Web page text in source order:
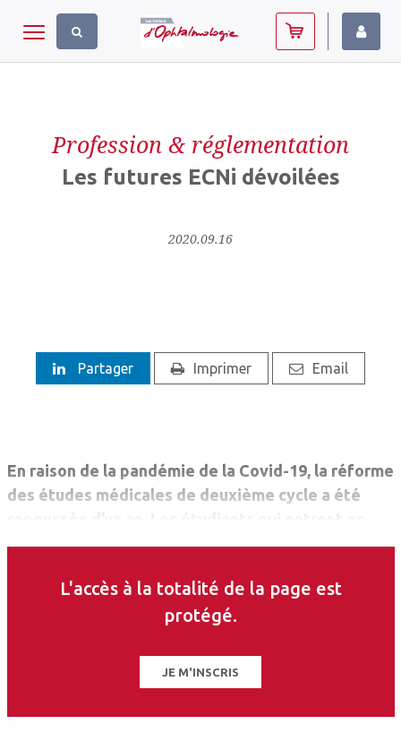
Toggle navigation
Profession & réglementation
Les futures ECNi dévoilées
2020.09.16
Partager Imprimer Email
En raison de la pandémie de la Covid-19, la réforme
des études médicales de deuxième cycle a été
quatrième année au mois de septembre
(épreuves classantes nationales) en 2023, mais le
programme et les épreuves seront adaptés.
L'accès à la totalité de la page est
protégé.
JE M'INSCRIS
Panneau de gestion des cookies